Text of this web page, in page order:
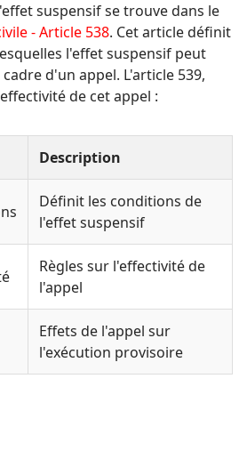
suspensif se trouve dans le
- Article 538. Cet article définit
l'effet suspensif peut
d'un appel. L'article 539,
de cet appel :
Description
Définit les conditions de
l'effet suspensif
Règles sur l'effectivité de
l'appel
Effets de l'appel sur
l'exécution provisoire